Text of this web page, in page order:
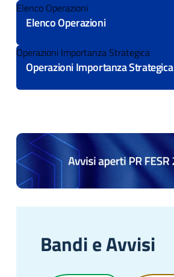
Elenco Operazioni
Elenco Operazioni
Operazioni Importanza Strategica
Operazioni Importanza Strategica
Bandi e Avvisi